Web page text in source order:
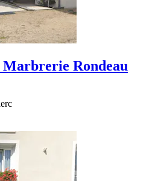
Marbrerie Rondeau